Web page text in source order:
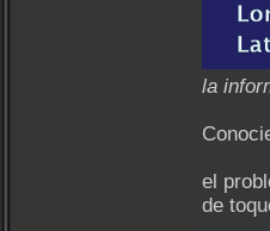
la
el
de